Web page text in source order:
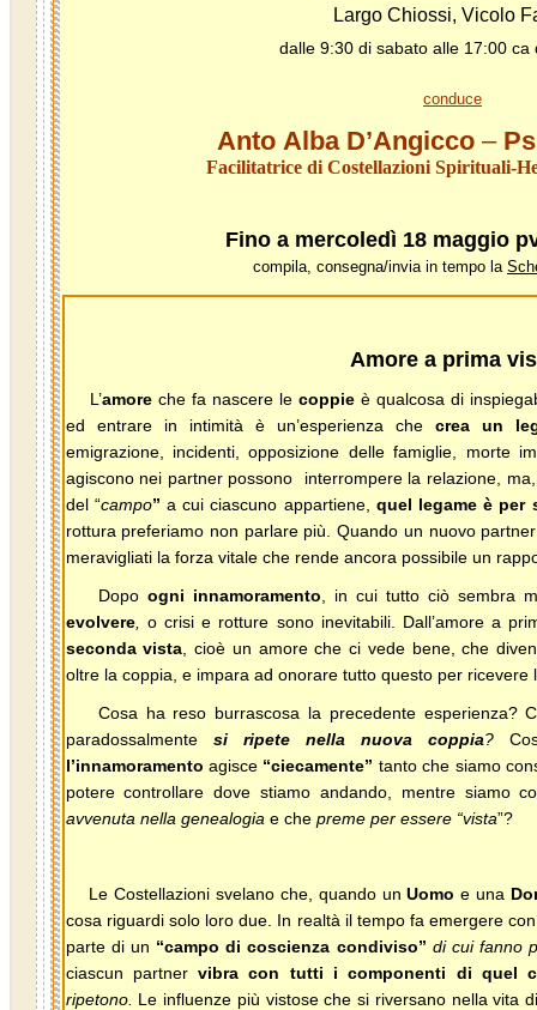
Largo Chiossi, Vicolo
dalle 9:30 di sabato alle 17:00 ca
conduce
Anto Alba D’Angicco–
Facilitatrice di Costellazioni Spirituali-
Fino a mercoledì 18 maggio
compila, consegna/invia in tempo la
Amore a prima
L’amoreche fa nascere lecoppieè qualcosa di
ed entrare in intimità è un’esperienza che crea un
emigrazione, incidenti, opposizione delle famiglie,
agiscono nei partner possono interrompere la relazione,
del “campo” a cui ciascuno appartiene, quel legame è per
rottura preferiamo non parlare più. Quando un nuovo
meravigliati la forza vitale che rende ancora possibile un
Dopo ogni innamoramento , in cui tutto ciò sembra
evolvere,
o crisi e rotture sono inevitabili. Dall’amore a
seconda vista , cioè un amore che ci vede bene, che
oltre la coppia, e impara ad onorare tutto questo per
Cosa ha reso burrascosa la precedente esperienza?
paradossalmente si ripete nella nuova coppia?
l’innamoramento agisce “ciecamente” tanto che siamo
potere controllare dove stiamo andando, mentre siamo
avvenuta nella genealogia e che preme per essere “vista”?
Le Costellazioni svelano che, quando unUomo e una
cosa riguardi solo loro due. In realtà il tempo fa emergere
parte di un “campo di coscienza condiviso” di cui fanno
ciascun partnervibra con tutti i componenti di quel
ripetono. Le influenze più vistose che si riversano nella vita